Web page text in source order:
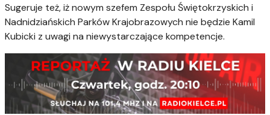
Sugeruje też, iż nowym szefem Zespołu Świętokrzyskich i
Nadnidziańskich Parków Krajobrazowych nie będzie Kamil
Kubicki z uwagi na niewystarczające kompetencje.